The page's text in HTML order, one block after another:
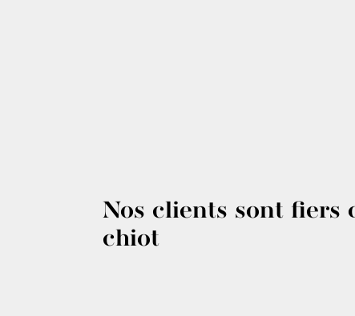
Nos clients sont fiers
chiot